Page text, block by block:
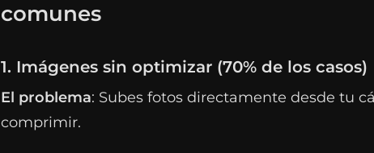
comunes
1. Imágenes sin optimizar (70% de los casos)
El problema: Subes fotos directamente desde tu
comprimir.